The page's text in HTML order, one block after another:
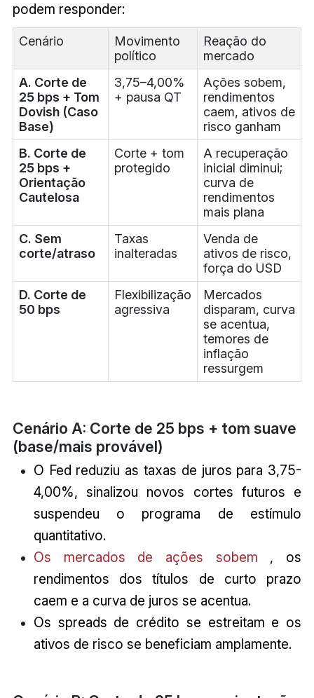
podem responder:
Cenário
Movimento
político
Reação do
mercado
A. Corte de
25 bps + Tom
Dovish (Caso
Base)
3,75–4,00%
+ pausa QT
Ações sobem,
rendimentos
caem, ativos de
risco ganham
B. Corte de
25 bps +
Orientação
Cautelosa
Corte + tom
protegido
A recuperação
inicial diminui;
curva de
rendimentos
mais plana
C. Sem
corte/atraso
Taxas
inalteradas
Venda de
ativos de risco,
força do USD
D. Corte de
50 bps
Flexibilização
agressiva
Mercados
disparam, curva
se acentua,
temores de
inflação
ressurgem
Cenário A: Corte de 25 bps + tom suave
(base/mais provável)
O Fed reduziu as taxas de juros para 3,75-
4,00%, sinalizou novos cortes futuros e
suspendeu o programa de estímulo
quantitativo.
Os mercados de ações sobem , os
rendimentos dos títulos de curto prazo
caem e a curva de juros se acentua.
Os spreads de crédito se estreitam e os
ativos de risco se beneficiam amplamente.